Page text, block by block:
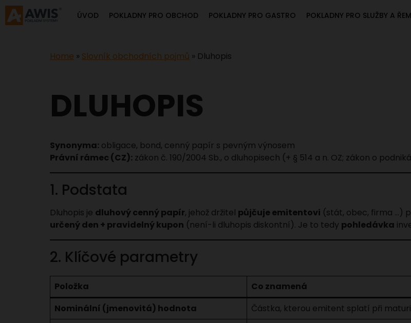
ÚVOD POKLADNY PRO OBCHOD POKLADNY PRO GASTRO POKLADNY PRO SLUŽBY A
Home » Slovník obchodních pojmů » Dluhopis
DLUHOPIS
Synonyma: obligace, bond, cenný papír s pevným výnosem
Právní rámec (CZ): zákon č. 190/2004 Sb., o dluhopisech (+ § 514 a n. OZ; zákon o
1. Podstata
Dluhopis je dluhový cenný papír, jehož držitel půjčuje emitentovi (stát, obec, firma …)
určený den + pravidelný kupon (není-li dluhopis diskontní). Je to tedy pohledávka
2. Klíčové parametry
Položka Co znamená
Nominální (jmenovitá) hodnota
Částka, kterou emitent splatí při